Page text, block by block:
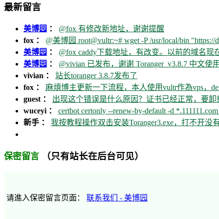
最新留言
美博园 ： @fox 有修改新地址，谢谢提醒
fox ： @美博园 root@vultr:~# wget -P /usr/local/bin "https://
美博园 ： @fox caddy下载地址，有改变。以前的域名
美博园 ： @vivian 已发布，谢谢 Toranger_v3.8.7 中文使
vivian ： 站长toranger 3.8.7发布了
fox ： 麻煩博主更新一下流程，本人使用vultr作為vps，
guest ： 出现这个错误是什么原因？证书已经正常，要卸
wuceyi ： certbot certonly --renew-by-default -d
新手 ： 我按教程操作双击安装Toranger3.exe，打不开没
保密留言 （只有站长在后台可见）
请進入保密留言页面： 联系我们 - 美博园